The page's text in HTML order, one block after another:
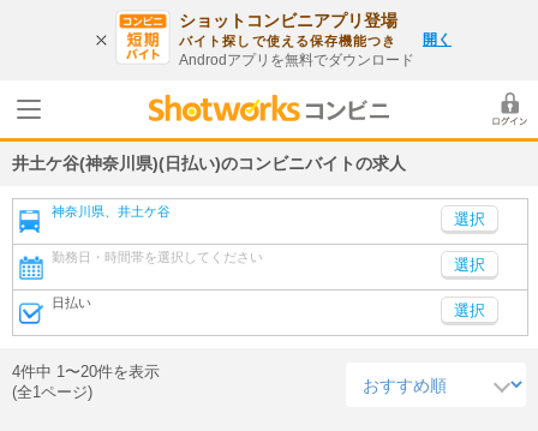
ショットコンビニアプリ登場
バイト探しで使える保存機能つき
Androdアプリを無料でダウンロード
開く
井土ケ谷(神奈川県)(日払い)のコンビニバイトの求人
神奈川県、井土ケ谷
勤務日・時間帯を選択してください 選択
日払い 選択
4件中 1〜20件を表示
(全1ページ)